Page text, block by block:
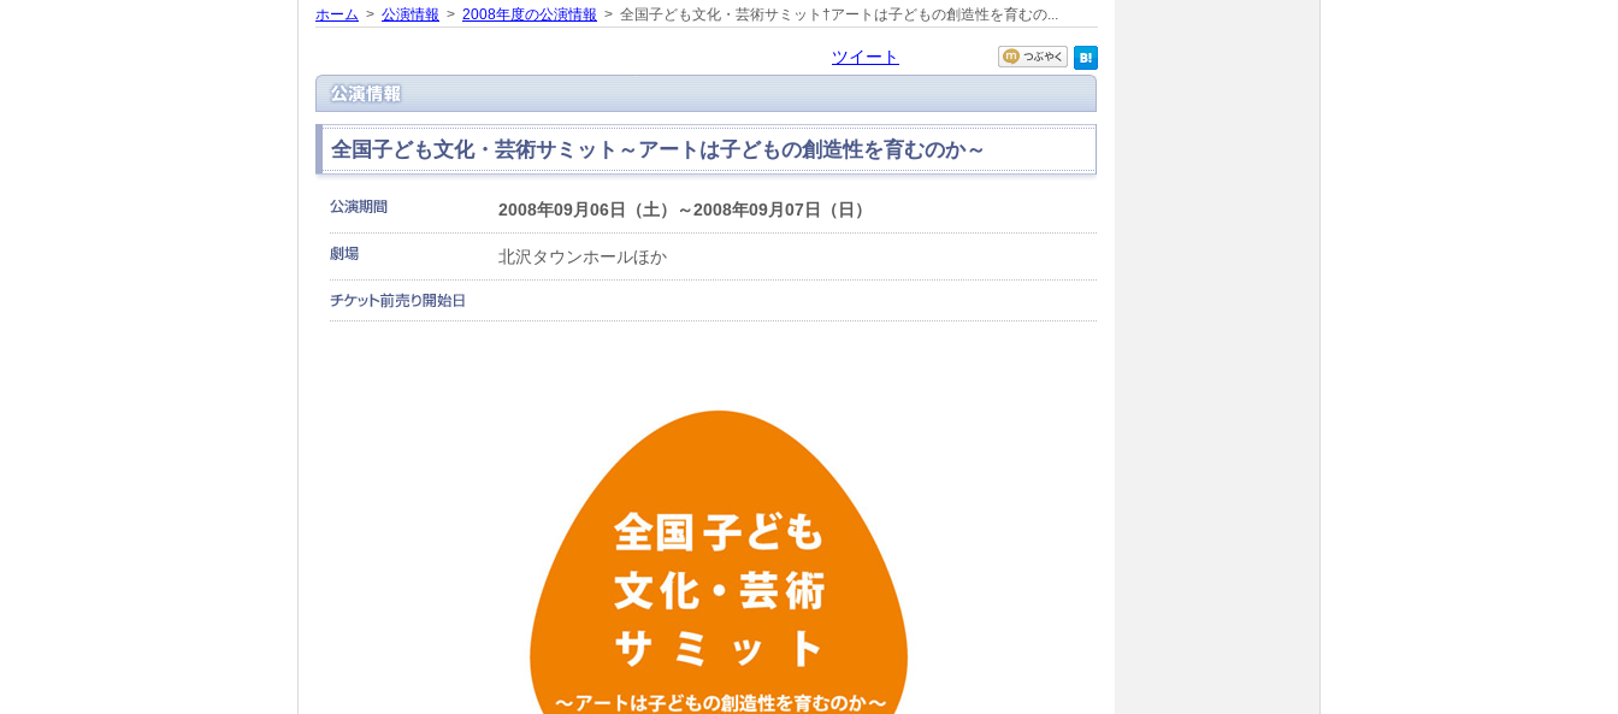
ホーム > 公演情報 > 2008年度の公演情報 > 全国子ども文化・芸術サミット†アートは子どもの創造性を育むの...
ツイート
全国子ども文化・芸術サミット～アートは子どもの創造性を育むのか～
2008年09月06日（土）～2008年09月07日（日）
北沢タウンホールほか